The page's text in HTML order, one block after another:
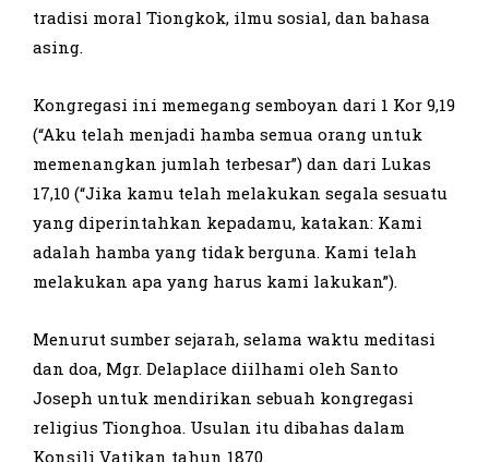
tradisi moral Tiongkok, ilmu sosial, dan bahasa
asing.
Kongregasi ini memegang semboyan dari 1 Kor 9,19
(“Aku telah menjadi hamba semua orang untuk
memenangkan jumlah terbesar”) dan dari Lukas
17,10 (“Jika kamu telah melakukan segala sesuatu
yang diperintahkan kepadamu, katakan: Kami
adalah hamba yang tidak berguna. Kami telah
melakukan apa yang harus kami lakukan”).
Menurut sumber sejarah, selama waktu meditasi
dan doa, Mgr. Delaplace diilhami oleh Santo
Joseph untuk mendirikan sebuah kongregasi
religius Tionghoa. Usulan itu dibahas dalam
Konsili Vatikan tahun 1870.